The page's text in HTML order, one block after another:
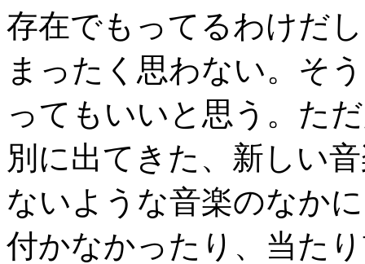
存在でもってるわけだ
まったく思わない。そ
ってもいいと思う。た
別に出てきた、新しい
ないような音楽のなか
付かなかったり、当た